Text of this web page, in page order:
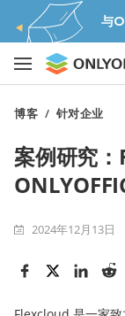
与
博客 / 针对企业
案例研究
2024年12月13日